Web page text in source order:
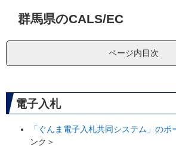
群馬県のCALS/EC
ページ内目次
電子入札
「ぐんま電子入札共同システム」のポ
ンク＞